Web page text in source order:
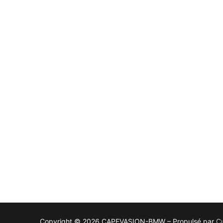
Copyright © 2026 CAPEVASION-BMW – Propulsé par